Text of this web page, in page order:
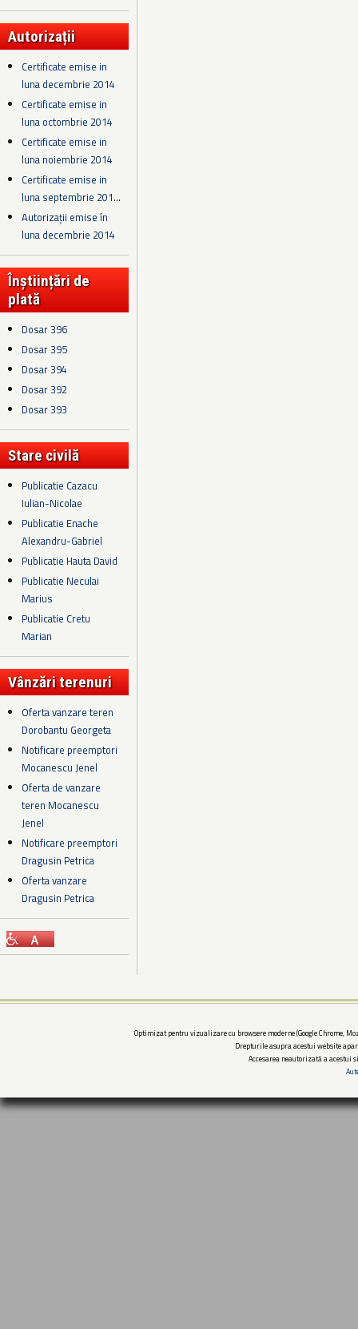
Autorizații
Certificate emise in
luna decembrie 2014
Certificate emise in
luna octombrie 2014
Certificate emise in
luna noiembrie 2014
Certificate emise in
luna septembrie 201...
Autorizații emise în
luna decembrie 2014
Înștiințări de
plată
Dosar 396
Dosar 395
Dosar 394
Dosar 392
Dosar 393
Stare civilă
Publicatie Cazacu
Iulian-Nicolae
Publicatie Enache
Alexandru-Gabriel
Publicatie Hauta David
Publicatie Neculai
Marius
Publicatie Cretu
Marian
Vânzări terenuri
Oferta vanzare teren
Dorobantu Georgeta
Notificare preemptori
Mocanescu Jenel
Oferta de vanzare
teren Mocanescu
Jenel
Notificare preemptori
Dragusin Petrica
Oferta vanzare
Dragusin Petrica
Optimizat pentru vizualizare cu browsere moderne (Google Chrome,
Drepturile asupra acestui website
Accesarea neautorizată a acestui